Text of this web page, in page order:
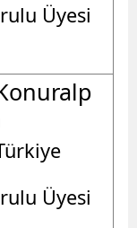
Üyesi
Üyesi